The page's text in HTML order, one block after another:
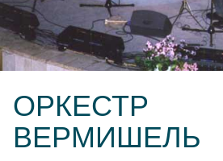
ОРКЕСТР
ВЕРМИШЕЛЬ